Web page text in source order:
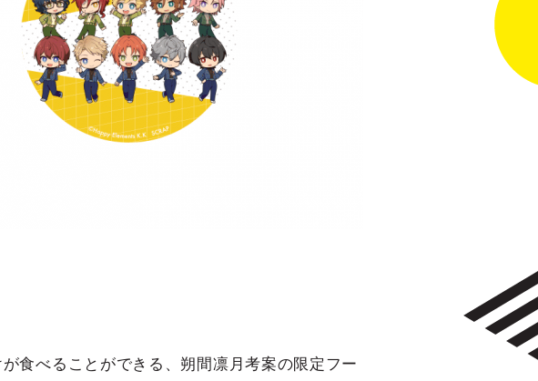
食べることができる、朔間凛月考案の限定フー